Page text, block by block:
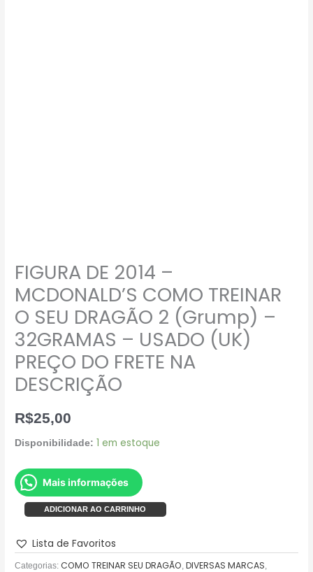
FIGURA DE 2014 –
MCDONALD’S COMO TREINAR
O SEU DRAGÃO 2 (Grump) –
32GRAMAS – USADO (UK)
PREÇO DO FRETE NA
DESCRIÇÃO
R$25,00
Disponibilidade: 1 em estoque
Mais informações
(UK)
PREÇO
DO
FRETE
NA
DESCRIÇÃO
quantidade
ADICIONAR AO CARRINHO
Lista de Favoritos
Categorias:COMO TREINAR SEU DRAGÃO ,DIVERSAS MARCAS